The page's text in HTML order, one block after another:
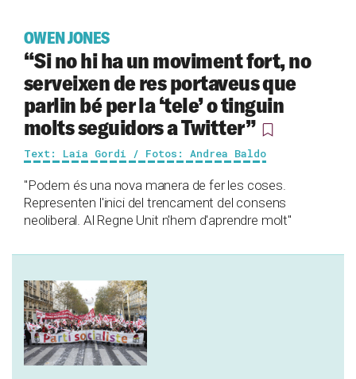
OWEN JONES
“Si no hi ha un moviment fort, no
serveixen de res portaveus que
parlin bé per la ‘tele’ o tinguin
molts seguidors a Twitter”
Text: Laia Gordi / Fotos: Andrea Baldo
"Podem és una nova manera de fer les coses.
Representen l'inici del trencament del consens
neoliberal. Al Regne Unit n'hem d'aprendre molt"